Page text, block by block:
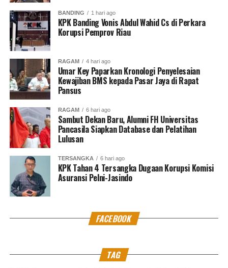
BANDING 1 hari ago
KPK Banding Vonis Abdul Wahid Cs di Perkara
Korupsi Pemprov Riau
RAGAM 4 hari ago
Umar Key Paparkan Kronologi Penyelesaian
Kewajiban BMS kepada Pasar Jaya di Rapat
Pansus
RAGAM 6 hari ago
Sambut Dekan Baru, Alumni FH Universitas
Pancasila Siapkan Database dan Pelatihan
Lulusan
TERSANGKA 6 hari ago
KPK Tahan 4 Tersangka Dugaan Korupsi Komisi
Asuransi Pelni-Jasindo
FACEBOOK
TAG